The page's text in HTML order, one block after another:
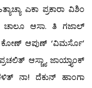
ಎಕಾ ಪ್ರಕಾರಾ ವಿಶಿಂ
ಆಸಾ. ತಿ ಗಜಾಲ್
ಆಪುಣ್ ‘ವಿಮರ್ಸೊ’
ಆಸ್ಚ್ಯಾ ಜಾಯ್ತ್ಯಾಂಕ್
ನಾ! ದೆಕುನ್ ಹಾಂಗಾ